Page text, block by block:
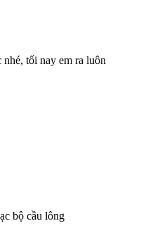
tối nay em ra luôn
bộ cầu lông